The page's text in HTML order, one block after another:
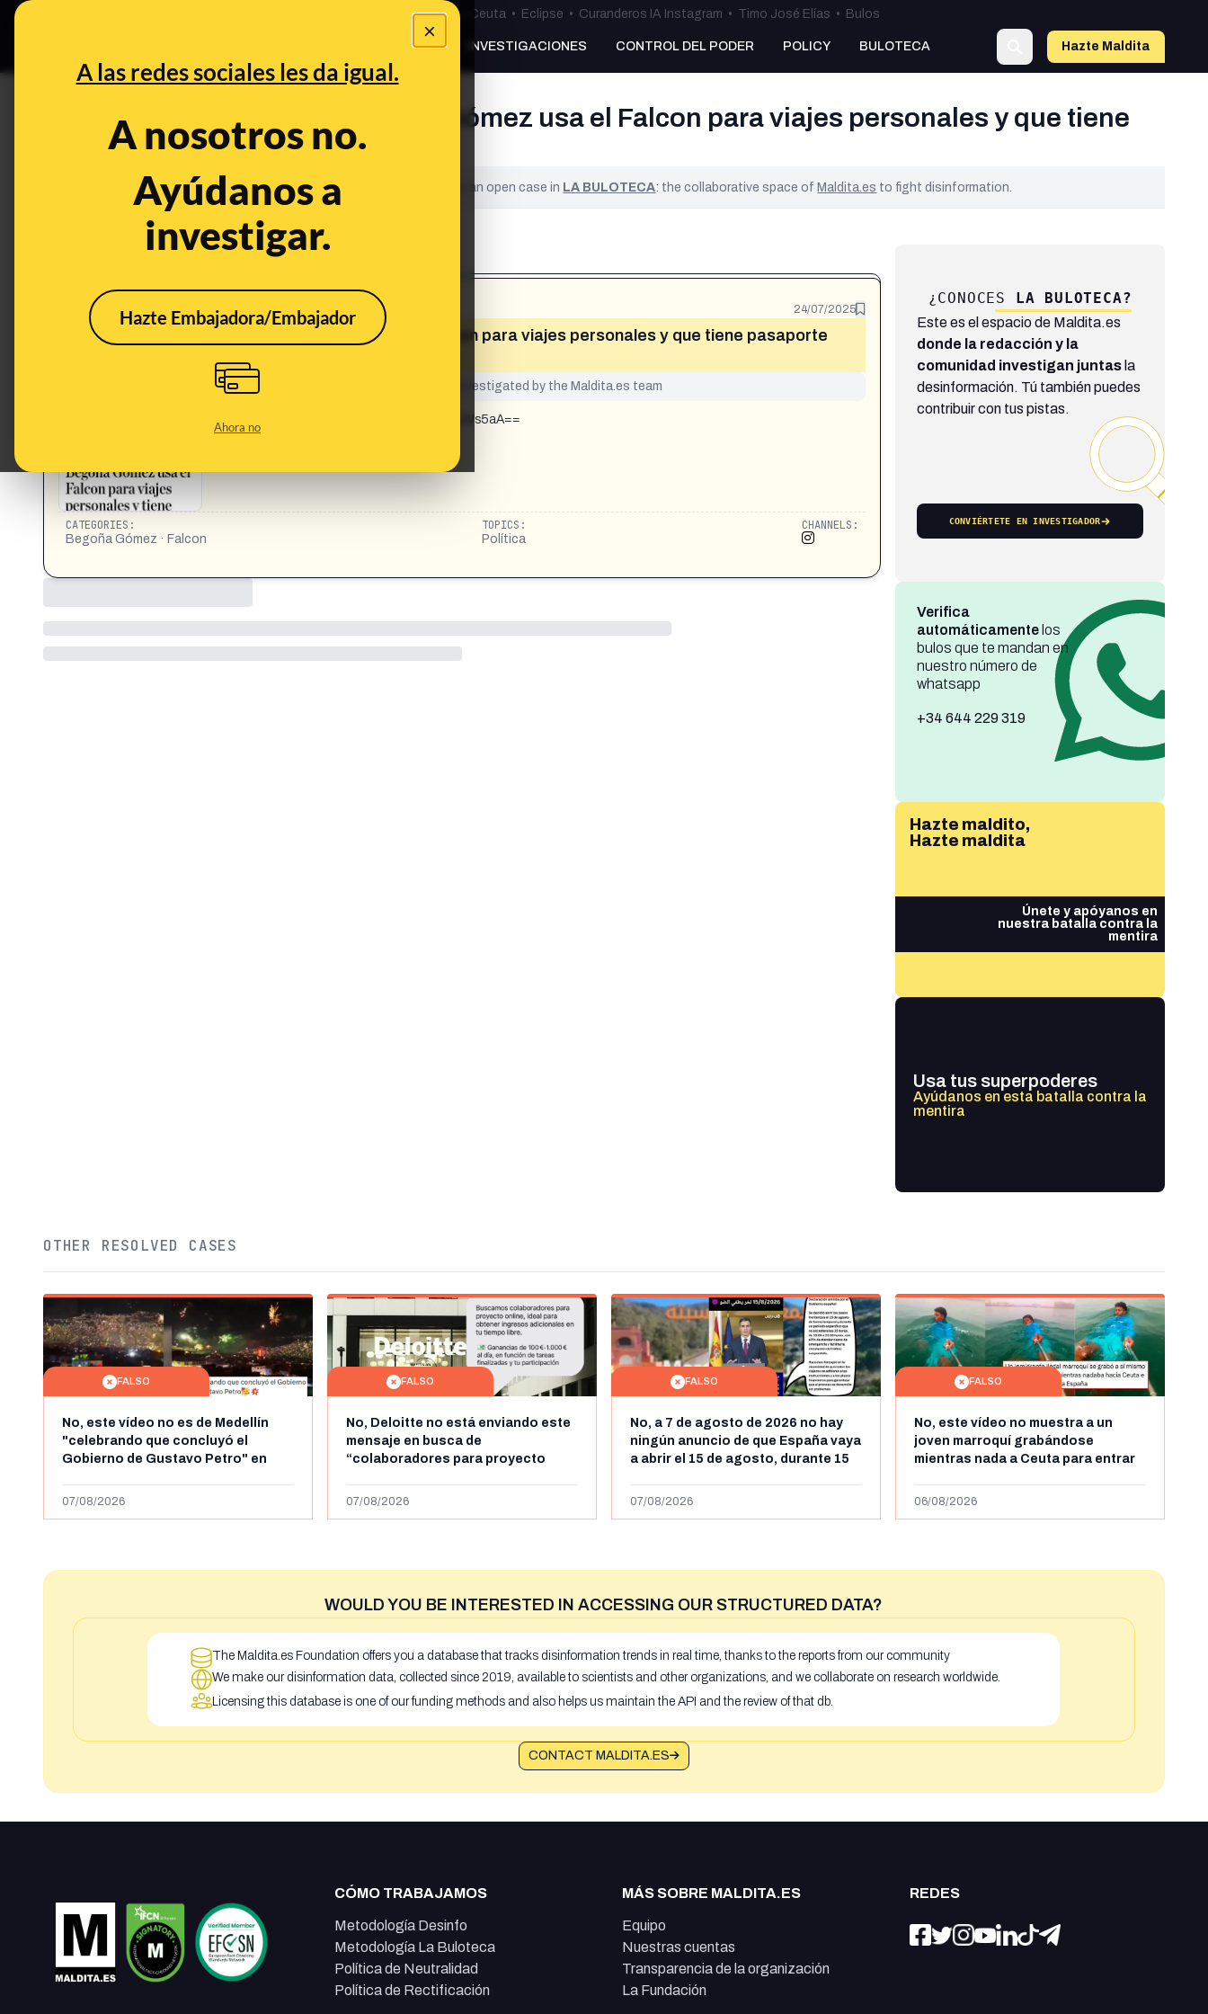
×
A las redes sociales les da igual.
A nosotros no.
Ayúdanos a
investigar.
Hazte Embajadora/Embajador
Ahora no
Especial Ceuta•Bulos Ceuta • Eclipse • Curanderos IA Instagram • Timo José Elías • Bulos
PREBUNKING INVESTIGACIONES CONTROL DEL PODER POLICY BULOTECA Hazte Maldita
¿Moncloa confiesa que Begoña Gómez usa el Falcon para viajes personales y que tiene
pasaporte diplomático?
This content has NOT yet been verified. It is an open case in LA BULOTECA: the collaborative space ofMaldita.es to fight disinformation.
What's being said: 24/07/2025
«Moncloa confiesa que Begoña Gómez usa el Falcon para viajes personales y que tiene pasaporte
This content has not yet been investigated by the Maldita.es team
https://www.instagram.com/p/DMewHl5Mmc8/?igsh=MXYzenloMTUycWs5aA==
CATEGORIES:
Begoña Gómez · Falcon
TOPICS:
Política
CHANNELS:
¿CONOCES LA BULOTECA?
Este es el espacio de Maldita.es
donde la redacción y la
comunidad investigan juntasla
desinformación. Tú también puedes
contribuir con tus pistas.
CONVIÉRTETE EN INVESTIGADOR
Verifica
automáticamentelos
bulos que te mandan en
nuestro número de
whatsapp
+34 644 229 319
Hazte maldito,
Hazte maldita
Únete y apóyanos en
nuestra batalla contra la
mentira
Usa tus superpoderes
Ayúdanos en esta batalla contra la
mentira
OTHER RESOLVED CASES
FALSO
No, este vídeo no es de Medellín
"celebrando que concluyó el
Gobierno de Gustavo Petro" en
de 2024
07/08/2026
FALSO
No, Deloitte no está enviando este
mensaje en busca de
“colaboradores para proyecto
1.000 euros al día: es un timo
07/08/2026
FALSO
No, a 7 de agosto de 2026 no hay
ningún anuncio de que España vaya
a abrir el 15 de agosto, durante 15
y Ceuta
07/08/2026
FALSO
No, este vídeo no muestra a un
joven marroquí grabándose
mientras nada a Ceuta para entrar
más de 450km de Ceuta y el autor lo
06/08/2026
WOULD YOU BE INTERESTED IN ACCESSING OUR STRUCTURED DATA?
The Maldita.es Foundation offers you a database that tracks disinformation trends in real time, thanks to the reports from our community
We make our disinformation data, collected since 2019, available to scientists and other organizations, and we collaborate on research worldwide.
Licensing this database is one of our funding methods and also helps us maintain the API and the review of that db.
CONTACT MALDITA.ES
CÓMO TRABAJAMOS
Metodología Desinfo
Metodología La Buloteca
Política de Neutralidad
Política de Rectificación
MÁS SOBRE MALDITA.ES
Equipo
Nuestras cuentas
Transparencia de la organización
La Fundación
REDES